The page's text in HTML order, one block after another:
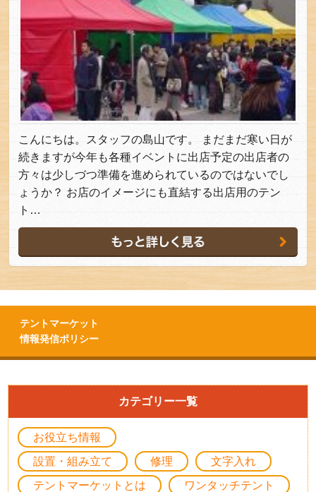
こんにちは。スタッフの島山です。 まだまだ寒い日が
続きますが今年も各種イベントに出店予定の出店者の
方々は少しづつ準備を進められているのではないでし
ょうか？ お店のイメージにも直結する出店用のテン
ト…
テントマーケット
情報発信ポリシー
カテゴリー一覧
お役立ち情報
設置・組み立て
修理
文字入れ
テントマーケットとは
ワンタッチテント